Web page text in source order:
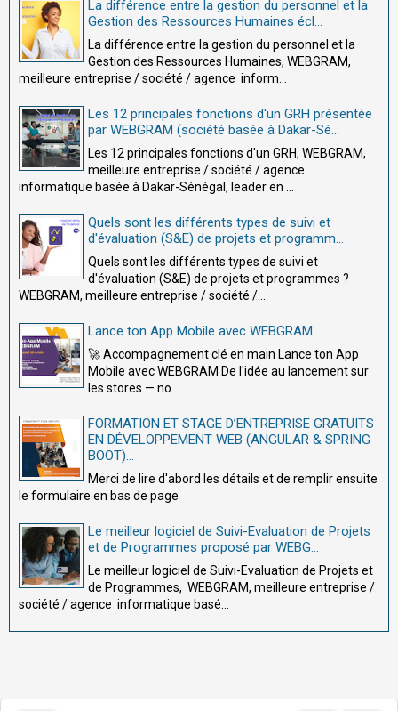
La différence entre la gestion du personnel et la
Gestion des Ressources Humaines écl...
La différence entre la gestion du personnel et la
Gestion des Ressources Humaines, WEBGRAM,
meilleure entreprise / société / agence inform...
Les 12 principales fonctions d'un GRH présentée
par WEBGRAM (société basée à Dakar-Sé...
Les 12 principales fonctions d'un GRH, WEBGRAM,
meilleure entreprise / société / agence
informatique basée à Dakar-Sénégal, leader en ...
Quels sont les différents types de suivi et
d'évaluation (S&E) de projets et programm...
Quels sont les différents types de suivi et
d'évaluation (S&E) de projets et programmes ?
WEBGRAM, meilleure entreprise / société /...
Lance ton App Mobile avec WEBGRAM
🚀 Accompagnement clé en main Lance ton App
Mobile avec WEBGRAM De l'idée au lancement sur
les stores — no...
FORMATION ET STAGE D’ENTREPRISE GRATUITS
EN DÉVELOPPEMENT WEB (ANGULAR & SPRING
BOOT)...
Merci de lire d'abord les détails et de remplir ensuite
le formulaire en bas de page
Le meilleur logiciel de Suivi-Evaluation de Projets
et de Programmes proposé par WEBG...
Le meilleur logiciel de Suivi-Evaluation de Projets et
de Programmes, WEBGRAM, meilleure entreprise /
société / agence informatique basé...